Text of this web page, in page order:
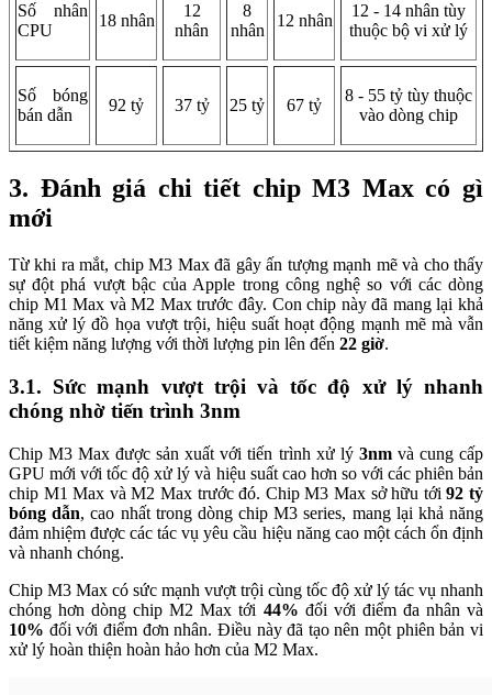
Số nhân
CPU
18 nhân
12
nhân
8
nhân
12 nhân
12 - 14 nhân tùy
thuộc bộ vi xử lý
Số bóng
bán dẫn
92 tỷ 37 tỷ 25 tỷ 67 tỷ
8 - 55 tỷ tùy thuộc
vào dòng chip
3. Đánh giá chi tiết chip M3 Max có gì
mới
Từ khi ra mắt, chip M3 Max đã gây ấn tượng mạnh mẽ và cho thấy
sự đột phá vượt bậc của Apple trong công nghệ so với các dòng
chip M1 Max và M2 Max trước đây. Con chip này đã mang lại khả
năng xử lý đồ họa vượt trội, hiệu suất hoạt động mạnh mẽ mà vẫn
tiết kiệm năng lượng với thời lượng pin lên đến 22 giờ.
3.1. Sức mạnh vượt trội và tốc độ xử lý nhanh
chóng nhờ tiến trình 3nm
Chip M3 Max được sản xuất với tiến trình xử lý 3nm và cung cấp
GPU mới với tốc độ xử lý và hiệu suất cao hơn so với các phiên bản
chip M1 Max và M2 Max trước đó. Chip M3 Max sở hữu tới92 tỷ
bóng dẫn, cao nhất trong dòng chip M3 series, mang lại khả năng
đảm nhiệm được các tác vụ yêu cầu hiệu năng cao một cách ổn định
và nhanh chóng.
Chip M3 Max có sức mạnh vượt trội cùng tốc độ xử lý tác vụ nhanh
chóng hơn dòng chip M2 Max tới 44% đối với điểm đa nhân và
10% đối với điểm đơn nhân. Điều này đã tạo nên một phiên bản vi
xử lý hoàn thiện hoàn hảo hơn của M2 Max.